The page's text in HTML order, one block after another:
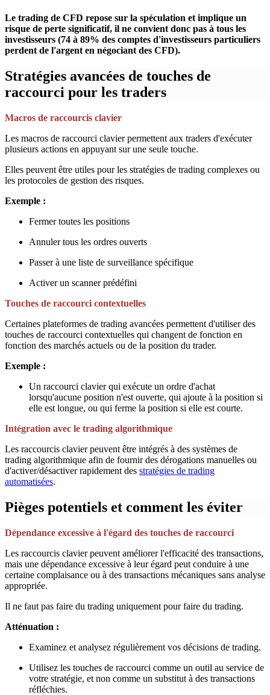
Le trading de CFD repose sur la spéculation et implique un
risque de perte significatif, il ne convient donc pas à tous les
investisseurs (74 à 89% des comptes d'investisseurs particuliers
perdent de l'argent en négociant des CFD).
Stratégies avancées de touches de
raccourci pour les traders
Macros de raccourcis clavier
Les macros de raccourci clavier permettent aux traders d'exécuter
plusieurs actions en appuyant sur une seule touche.
Elles peuvent être utiles pour les stratégies de trading complexes ou
les protocoles de gestion des risques.
Exemple :
Fermer toutes les positions
Annuler tous les ordres ouverts
Passer à une liste de surveillance spécifique
Activer un scanner prédéfini
Touches de raccourci contextuelles
Certaines plateformes de trading avancées permettent d'utiliser des
touches de raccourci contextuelles qui changent de fonction en
fonction des marchés actuels ou de la position du trader.
Exemple :
Un raccourci clavier qui exécute un ordre d'achat
lorsqu'aucune position n'est ouverte, qui ajoute à la position si
elle est longue, ou qui ferme la position si elle est courte.
Intégration avec le trading algorithmique
Les raccourcis clavier peuvent être intégrés à des systèmes de
trading algorithmique afin de fournir des dérogations manuelles ou
d'activer/désactiver rapidement des stratégies de trading
automatisées.
Pièges potentiels et comment les éviter
Dépendance excessive à l'égard des touches de raccourci
Les raccourcis clavier peuvent améliorer l'efficacité des transactions,
mais une dépendance excessive à leur égard peut conduire à une
certaine complaisance ou à des transactions mécaniques sans analyse
appropriée.
Il ne faut pas faire du trading uniquement pour faire du trading.
Atténuation :
Examinez et analysez régulièrement vos décisions de trading.
Utilisez les touches de raccourci comme un outil au service de
votre stratégie, et non comme un substitut à des transactions
réfléchies.